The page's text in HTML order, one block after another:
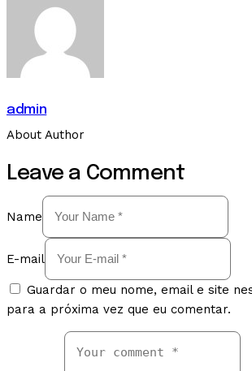
admin
About Author
Leave a Comment
Name
E-mail
Guardar o meu nome, email e site
para a próxima vez que eu comentar.